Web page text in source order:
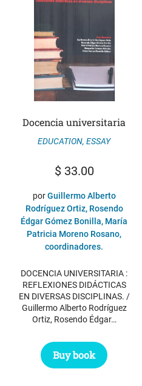
Docencia universitaria
EDUCATION, ESSAY
$33.00
porGuillermo Alberto
Rodríguez Ortiz, Rosendo
Édgar Gómez Bonilla, María
Patricia Moreno Rosano,
coordinadores.
DOCENCIA UNIVERSITARIA :
REFLEXIONES DIDÁCTICAS
EN DIVERSAS DISCIPLINAS. /
Guillermo Alberto Rodríguez
Ortiz, Rosendo Édgar…
Buy book